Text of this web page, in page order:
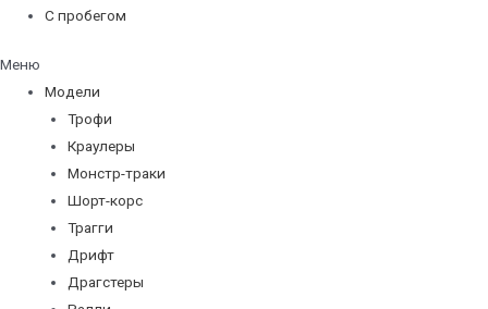
С пробегом
Меню
Модели
Трофи
Краулеры
Монстр-траки
Шорт-корс
Трагги
Дрифт
Драгстеры